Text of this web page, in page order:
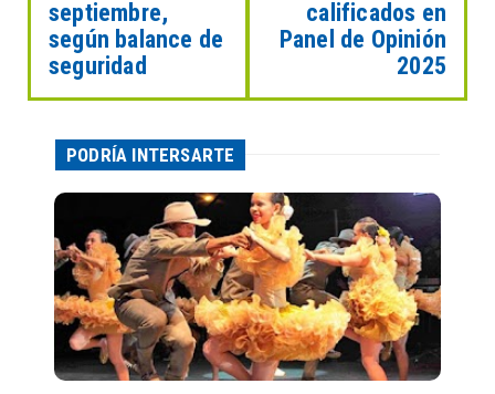
septiembre,
según balance de
seguridad
calificados en
Panel de Opinión
2025
PODRÍA INTERSARTE